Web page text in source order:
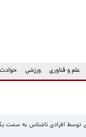
علم و فناوری ورزشی حوادث
توسط افرادی ناشناس به